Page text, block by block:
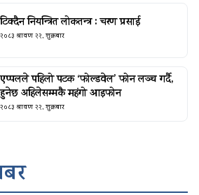
टिक्दैन नियन्त्रित लोकतन्त्र : चरण प्रसाई
२०८३ श्रावण २२, शुक्रबार
एप्पलले पहिलो पटक ‘फोल्डवेल’ फोन लञ्च गर्दै,
हुनेछ अहिलेसम्मकै महंगो आइफोन
२०८३ श्रावण २२, शुक्रबार